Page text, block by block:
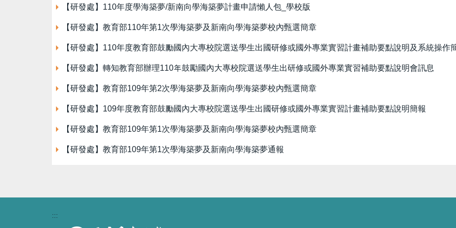
【研發處】110年度學海築夢/新南向學海築夢計畫申請懶人包_學校版
【研發處】教育部110年第1次學海築夢及新南向學海築夢校內甄選簡章
【研發處】110年度教育部鼓勵國內大專校院選送學生出國研修或國外專業實習計畫補助要點說明及系統操作
【研發處】轉知教育部辦理110年鼓勵國內大專校院選送學生出研修或國外專業實習補助要點說明會訊息
【研發處】教育部109年第2次學海築夢及新南向學海築夢校內甄選簡章
【研發處】109年度教育部鼓勵國內大專校院選送學生出國研修或國外專業實習計畫補助要點說明簡報
【研發處】教育部109年第1次學海築夢及新南向學海築夢校內甄選簡章
【研發處】教育部109年第1次學海築夢及新南向學海築夢通報
:::